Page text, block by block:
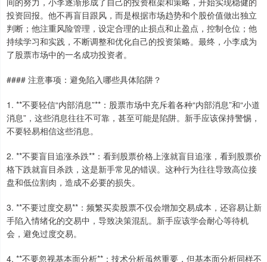
投资回报。他不再盲目跟风，而是根据市场趋势和个股价值做出独立
判断；他注重风险管理，设定合理的止损点和止盈点，控制仓位；他
持续学习和实践，不断调整和优化自己的投资策略。最终，小李成为
了股票市场中的一名成功投资者。
#### 注意事项：避免陷入哪些具体陷阱？
1. **不要轻信“内部消息”**：股票市场中充斥着各种“内部消息”和“小道
消息”，这些消息往往不可靠，甚至可能是陷阱。新手应该保持警惕，
不要轻易相信这些消息。
2. **不要盲目追涨杀跌**：看到股票价格上涨就盲目追涨，看到股票价
格下跌就盲目杀跌，这是新手常见的错误。这种行为往往导致高位接
盘和低位割肉，造成不必要的损失。
3. **不要过度交易**：频繁买卖股票不仅会增加交易成本，还容易让新
手陷入情绪化的交易中，导致决策混乱。新手应该学会耐心等待机
会，避免过度交易。
4. **不要忽视基本面分析**：技术分析虽然重要，但基本面分析同样不